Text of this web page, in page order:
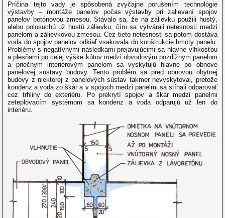
Príčina tejto vady je spôsobená zvyčajne porušením technológie
výstavby – montáže panelov počas výstavby pri zalievaní spojov
panelov betónovou zmesou. Stávalo sa, že na zálievku použili hustý,
alebo polosuchú už hustú zálievku, čím sa vytvárali netesnosti medzi
panelom a zálievkovou zmesou. Cez tieto netesnosti sa potom dostáva
voda do spojov panelov odkiaľ vsakovala do konštrukcie hmoty panelu.
Problémy s negatívnymi následkami prejavujúcimi sa hlavne vlhkosťou
a plesňami po celej výške kútov medzi obvodovým pozdĺžnym panelom
a priečnym interiérovým panelom sa vyskytujú hlavne po obnove
panelovej sústavy budovy. Tento problém sa pred obnovou obytnej
budovy z niektorej z panelových sústav takmer nevyskytoval, pretože
kondenz a voda zo škár a v spojoch medzi panelmi sa stíhali odparovať
cez trhliny do exteriéru. Po prekrytí spojov a škár medzi panelmi
zeteplovacím systémom sa kondenz a voda odparujú už len do
interiéru.